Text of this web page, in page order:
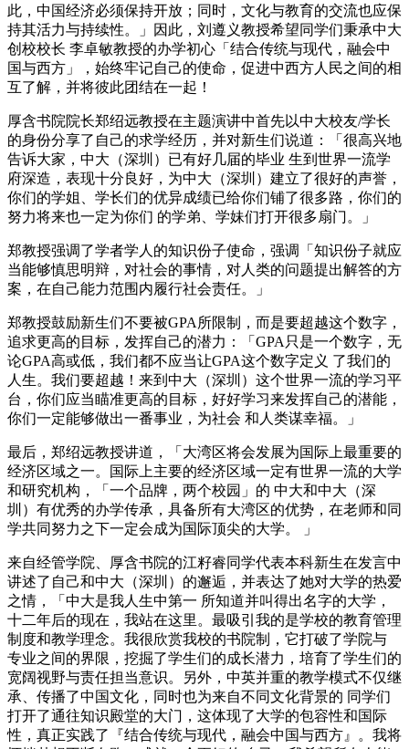
此，中国经济必须保持开放；同时，文化与教育的交流也应保
持其活力与持续性。」因此，刘遵义教授希望同学们秉承中大
创校校长 李卓敏教授的办学初心「结合传统与现代，融会中
国与西方」，始终牢记自己的使命，促进中西方人民之间的相
互了解，并将彼此团结在一起！
厚含书院院长郑绍远教授在主题演讲中首先以中大校友/学长
的身份分享了自己的求学经历，并对新生们说道：「很高兴地
告诉大家，中大（深圳）已有好几届的毕业 生到世界一流学
府深造，表现十分良好，为中大（深圳）建立了很好的声誉，
你们的学姐、学长们的优异成绩已给你们铺了很多路，你们的
努力将来也一定为你们 的学弟、学妹们打开很多扇门。」
郑教授强调了学者学人的知识份子使命，强调「知识份子就应
当能够慎思明辩，对社会的事情，对人类的问题提出解答的方
案，在自己能力范围内履行社会责任。」
郑教授鼓励新生们不要被GPA所限制，而是要超越这个数字，
追求更高的目标，发挥自己的潜力：「GPA只是一个数字，无
论GPA高或低，我们都不应当让GPA这个数字定义 了我们的
人生。我们要超越！来到中大（深圳）这个世界一流的学习平
台，你们应当瞄准更高的目标，好好学习来发挥自己的潜能，
你们一定能够做出一番事业，为社会 和人类谋幸福。」
最后，郑绍远教授讲道，「大湾区将会发展为国际上最重要的
经济区域之一。国际上主要的经济区域一定有世界一流的大学
和研究机构，「一个品牌，两个校园」的 中大和中大（深
圳）有优秀的办学传承，具备所有大湾区的优势，在老师和同
学共同努力之下一定会成为国际顶尖的大学。 」
来自经管学院、厚含书院的江籽睿同学代表本科新生在发言中
讲述了自己和中大（深圳）的邂逅，并表达了她对大学的热爱
之情，「中大是我人生中第一 所知道并叫得出名字的大学，
十二年后的现在，我站在这里。最吸引我的是学校的教育管理
制度和教学理念。我很欣赏我校的书院制，它打破了学院与
专业之间的界限，挖掘了学生们的成长潜力，培育了学生们的
宽阔视野与责任担当意识。另外，中英并重的教学模式不仅继
承、传播了中国文化，同时也为来自不同文化背景的 同学们
打开了通往知识殿堂的大门，这体现了大学的包容性和国际
性，真正实践了『结合传统与现代，融会中国与西方』。我将